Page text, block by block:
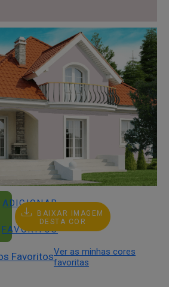
ADICIONAR
AOS
FAVORITOS
BAIXAR IMAGEM
DESTA COR
FavoritosVer as minhas cores
favoritas